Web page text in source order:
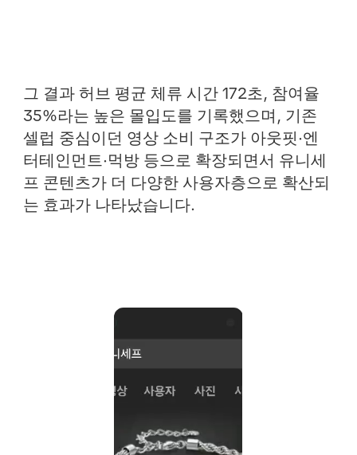
그 결과 허브 평균 체류 시간 172초, 참여율
35%라는 높은 몰입도를 기록했으며, 기존
셀럽 중심이던 영상 소비 구조가 아웃핏·엔
터테인먼트·먹방 등으로 확장되면서 유니세
프 콘텐츠가 더 다양한 사용자층으로 확산되
는 효과가 나타났습니다.